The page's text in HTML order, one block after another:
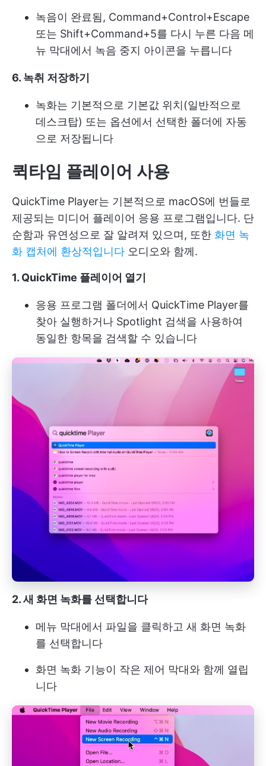
녹음이 완료됨, Command+Control+Escape
또는 Shift+Command+5를 다시 누른 다음 메
뉴 막대에서 녹음 중지 아이콘을 누릅니다
6. 녹취 저장하기
녹화는 기본적으로 기본값 위치(일반적으로
데스크탑) 또는 옵션에서 선택한 폴더에 자동
으로 저장됩니다
퀵타임 플레이어 사용
QuickTime Player는 기본적으로 macOS에 번들로
제공되는 미디어 플레이어 응용 프로그램입니다. 단
순함과 유연성으로 잘 알려져 있으며, 또한 화면 녹
화 캡처에 환상적입니다 오디오와 함께.
1. QuickTime 플레이어 열기
응용 프로그램 폴더에서 QuickTime Player를
찾아 실행하거나 Spotlight 검색을 사용하여
동일한 항목을 검색할 수 있습니다
2. 새 화면 녹화를 선택합니다
메뉴 막대에서 파일을 클릭하고 새 화면 녹화
를 선택합니다
화면 녹화 기능이 작은 제어 막대와 함께 열립
니다